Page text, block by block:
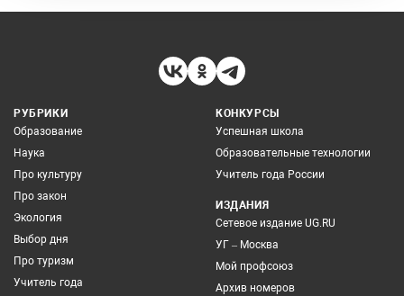
РУБРИКИ
Образование
Наука
Про культуру
Про закон
Экология
Выбор дня
Про туризм
Учитель года
КОНКУРСЫ
Успешная школа
Образовательные технологии
Учитель года России
ИЗДАНИЯ
Сетевое издание UG.RU
УГ – Москва
Мой профсоюз
Архив номеров